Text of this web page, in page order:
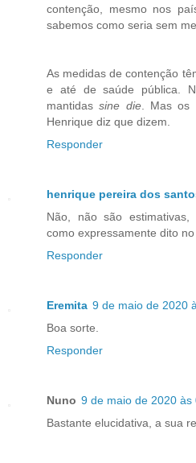
contenção, mesmo nos
sabemos como seria sem
As medidas de contenção
e até de saúde pública.
mantidassine die. Mas os
Henrique diz que dizem.
Responder
henrique pereira dos
Não, não são
como expressamente dito
Responder
Eremita 9 de maio de 2020
Boa sorte.
Responder
Nuno 9 de maio de 2020 às
Bastante elucidativa, a sua